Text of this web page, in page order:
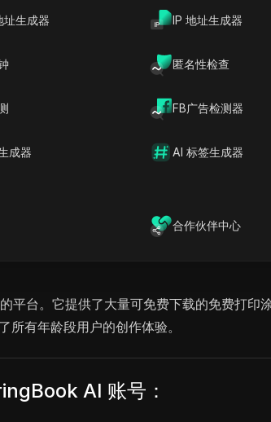
址生成器 IP 地址生成器
匿名性检查
FB广告检测器
成器 AI 标签生成器
合作伙伴中心
户
ColoringBook AI 账户的创意潜力！在不同
是以每月仅 $6.99 创建 10 本涂色书，还是
。非常适合家庭、教育工作者和涂色爱好者
台。它提供了大量可免费下载的免费打
有年龄段用户的创作体验。
AI 账号：